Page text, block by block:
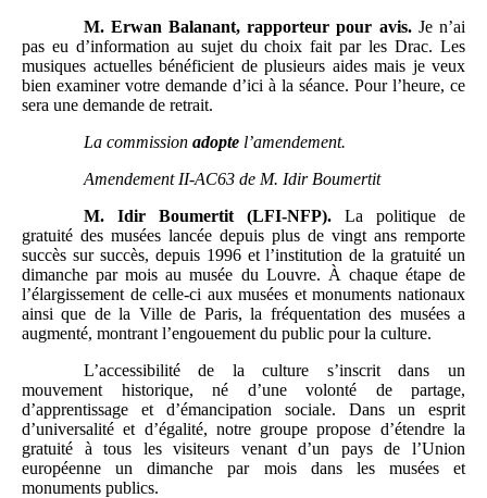
M. Erwan Balanant, rapporteur pour avis. Je n’ai
pas eu d’information au sujet du choix fait par les Drac. Les
musiques actuelles bénéficient de plusieurs aides mais je veux
bien examiner votre demande d’ici à la séance. Pour l’heure, ce
sera une demande de retrait.
La commission adopte l’amendement.
Amendement II-AC63 de M. Idir Boumertit
M.
Idir Boumertit (LFI-NFP).
La politique de
gratuité des musées lancée depuis plus de vingt ans remporte
succès sur succès, depuis 1996 et l’institution de la gratuité un
dimanche par mois au musée du Louvre. À chaque étape de
l’élargissement de celle-ci aux musées et monuments nationaux
ainsi que de la Ville de Paris, la fréquentation des musées a
augmenté, montrant l’engouement du public pour la culture.
L’accessibilité de la culture s’inscrit dans un
mouvement historique, né d’une volonté de partage,
d’apprentissage et d’émancipation sociale. Dans un esprit
d’universalité et d’égalité, notre groupe propose d’étendre la
gratuité à tous les visiteurs venant d’un pays de l’Union
européenne un dimanche par mois dans les musées et
monuments publics.